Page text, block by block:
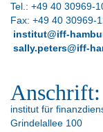
Tel.: +49 40 30969-
Fax: +49 40 30969-
institut@iff-
sally.peters@iff-
Anschrift:
institut für
Grindelallee 100